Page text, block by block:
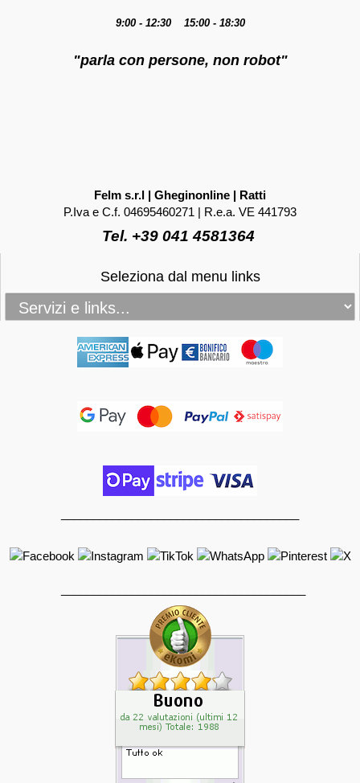
9:00 - 12:30 15:00 - 18:30
"parla con persone, non robot"
Felm s.r.l | Gheginonline | Ratti
P.Iva e C.f. 04695460271 | R.e.a. VE 441793
Tel. +39 041 4581364
Seleziona dal menu links